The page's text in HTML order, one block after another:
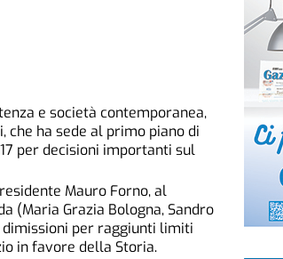
e società contemporanea,
che ha sede al primo piano di
per decisioni importanti sul
Mauro Forno, al
(Maria Grazia Bologna, Sandro
dimissioni per raggiunti limiti
in favore della Storia.